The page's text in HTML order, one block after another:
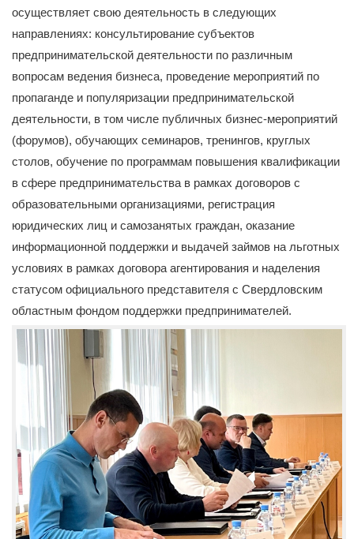
осуществляет свою деятельность в следующих
направлениях: консультирование субъектов
предпринимательской деятельности по различным
вопросам ведения бизнеса, проведение мероприятий по
пропаганде и популяризации предпринимательской
деятельности, в том числе публичных бизнес-мероприятий
(форумов), обучающих семинаров, тренингов, круглых
столов, обучение по программам повышения квалификации
в сфере предпринимательства в рамках договоров с
образовательными организациями, регистрация
юридических лиц и самозанятых граждан, оказание
информационной поддержки и выдачей займов на льготных
условиях в рамках договора агентирования и наделения
статусом официального представителя с Свердловским
областным фондом поддержки предпринимателей.